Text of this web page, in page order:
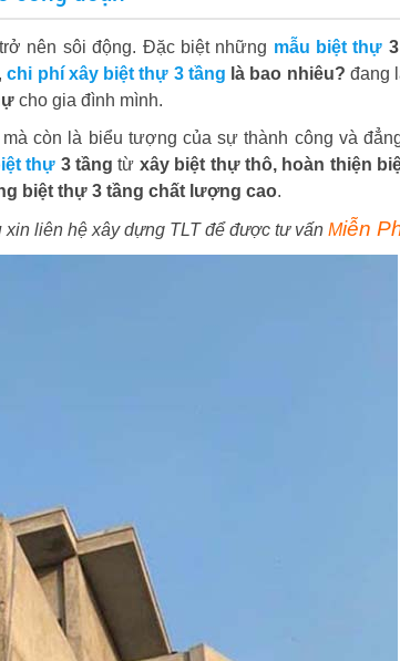
nên sôi động. Đặc biệt những mẫu biệt thự
chi phí xây biệt thự 3 tầng là bao nhiêu? đang
cho gia đình mình.
còn là biểu tượng của sự thành công và
thự 3 tầng từ xây biệt thự thô, hoàn thiện
biệt thự 3 tầng chất lượng cao.
xin liên hệ xây dựng TLT để được tư vấn Miễn